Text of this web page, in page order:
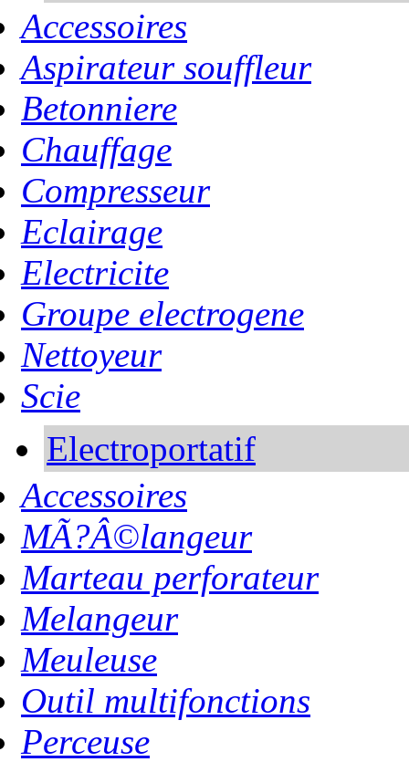
Accessoires
Aspirateur souffleur
Betonniere
Chauffage
Compresseur
Eclairage
Electricite
Groupe electrogene
Nettoyeur
Scie
Electroportatif
Accessoires
MÃ?Â©langeur
Marteau perforateur
Melangeur
Meuleuse
Outil multifonctions
Perceuse